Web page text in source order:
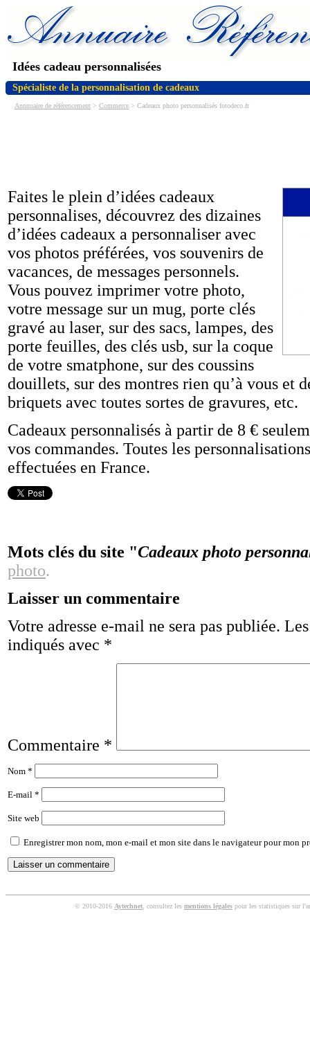
Idées cadeau personnalisées
Spécialiste de la personnalisation de cadeaux
Annnuaire de référencement > Commerce > Cadeaux photo personnalisés fotodeco.fr
Faites le plein d’idées cadeaux
personnalises, découvrez des dizaines
d’idées cadeaux a personnaliser avec
vos photos préférées, vos souvenirs de
vacances, de messages personnels.
Vous pouvez imprimer votre photo,
votre message sur un mug, porte clés
gravé au laser, sur des sacs, lampes, des
porte feuilles, des clés usb, sur la coque
de votre smatphone, sur des coussins
douillets, sur des montres rien qu’à vous et
briquets avec toutes sortes de gravures, etc.
Cadeaux personnalisés à partir de 8 €
vos commandes. Toutes les
effectuées en France.
Mots clés du site "Cadeaux photo
photo.
Laisser un commentaire
Votre adresse e-mail ne sera pas publiée.
indiqués avec *
Commentaire *
Nom *
E-mail *
Site web
Enregistrer mon nom, mon e-mail et mon site dans le navigateur pour mon
© 2010-2016 Aytechnet , consultez les mentions légales pour les statistiques sur